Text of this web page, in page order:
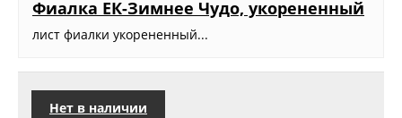
Фиалка ЕК-Зимнее Чудо, укорененный
лист фиалки укорененный...
Нет в наличии